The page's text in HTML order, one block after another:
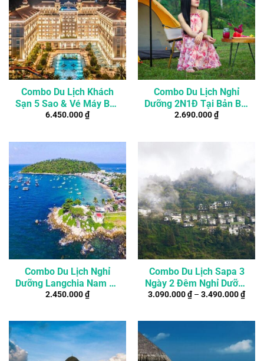
Combo Du Lịch Khách
Sạn 5 Sao & Vé Máy Bay
Phú Quốc
6.450.000₫
Combo Du Lịch Nghỉ
Dưỡng 2N1Đ Tại Bản Ba,
Tuyên Quang
2.690.000₫
Combo Du Lịch Nghỉ
Dưỡng Langchia Nam Du
Resort 2 Ngày 1 Đêm
2.450.000₫
Combo Du Lịch Sapa 3
Ngày 2 Đêm Nghỉ Dưỡng
Khách Sạn 4*
3.090.000₫– 3.490.000₫